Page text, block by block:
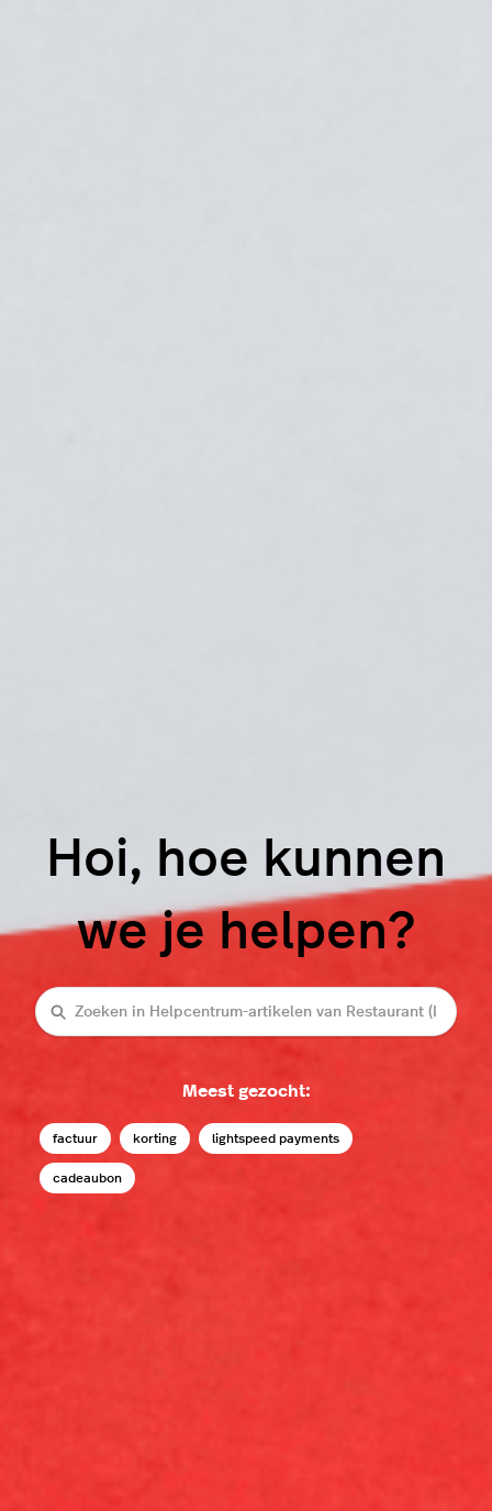
Hoi, hoe kunnen
we je helpen?
Zoeken
Meest gezocht:
factuur korting lightspeed payments
cadeaubon